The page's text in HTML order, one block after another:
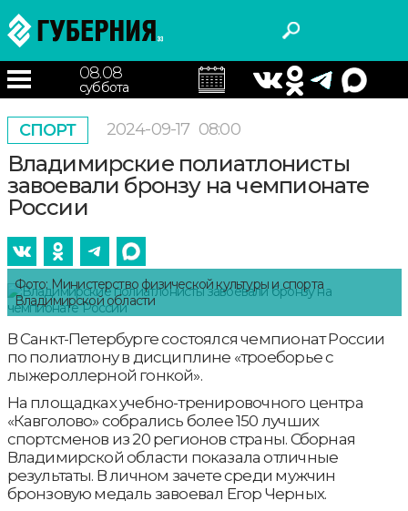
08.08
суббота
СПОРТ 2024-09-17 08:00
Владимирские полиатлонисты
завоевали бронзу на чемпионате
России
Фото: Министерство физической культуры и спорта
Владимирской области
В Санкт-Петербурге состоялся чемпионат России
по полиатлону в дисциплине «троеборье с
лыжероллерной гонкой».
На площадках учебно-тренировочного центра
«Кавголово» собрались более 150 лучших
спортсменов из 20 регионов страны. Сборная
Владимирской области показала отличные
результаты. В личном зачете среди мужчин
бронзовую медаль завоевал Егор Черных.